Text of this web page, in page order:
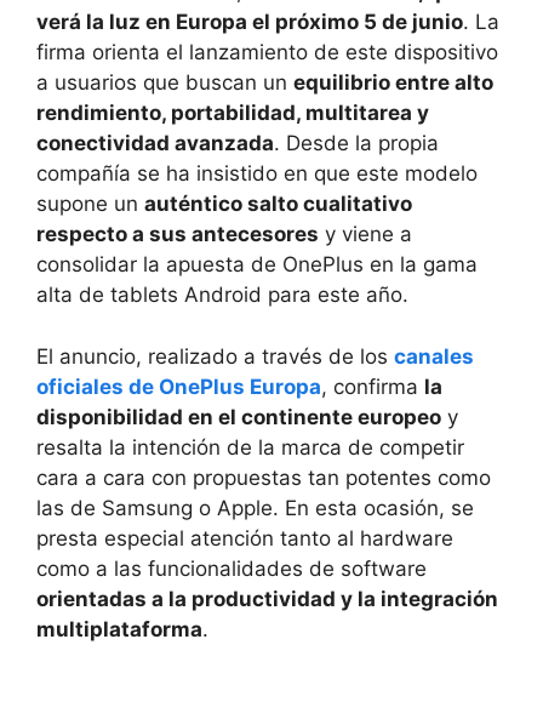
verá la luz en Europa el próximo 5 de junio. La
firma orienta el lanzamiento de este dispositivo
a usuarios que buscan un equilibrio entre alto
rendimiento, portabilidad, multitarea y
conectividad avanzada. Desde la propia
compañía se ha insistido en que este modelo
supone un auténtico salto cualitativo
respecto a sus antecesores y viene a
consolidar la apuesta de OnePlus en la gama
alta de tablets Android para este año.
El anuncio, realizado a través de los canales
oficiales de OnePlus Europa, confirma la
disponibilidad en el continente europeo y
resalta la intención de la marca de competir
cara a cara con propuestas tan potentes como
las de Samsung o Apple. En esta ocasión, se
presta especial atención tanto al hardware
como a las funcionalidades de software
orientadas a la productividad y la integración
multiplataforma.